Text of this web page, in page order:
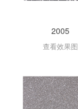
2005
查看效果图